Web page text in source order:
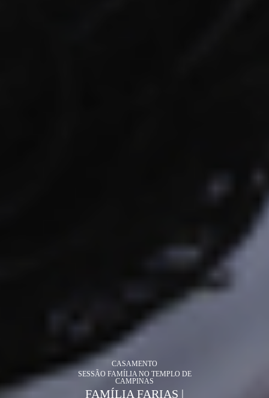
CASAMENTO
SESSÃO FAMÍLIA NO TEMPLO DE
CAMPINAS
FAMÍLIA FARIAS |